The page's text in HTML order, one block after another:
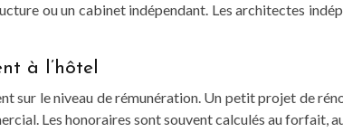
ou un cabinet indépendant. Les architectes
à l’hôtel
le niveau de rémunération. Un petit projet de
Les honoraires sont souvent calculés au forfait,